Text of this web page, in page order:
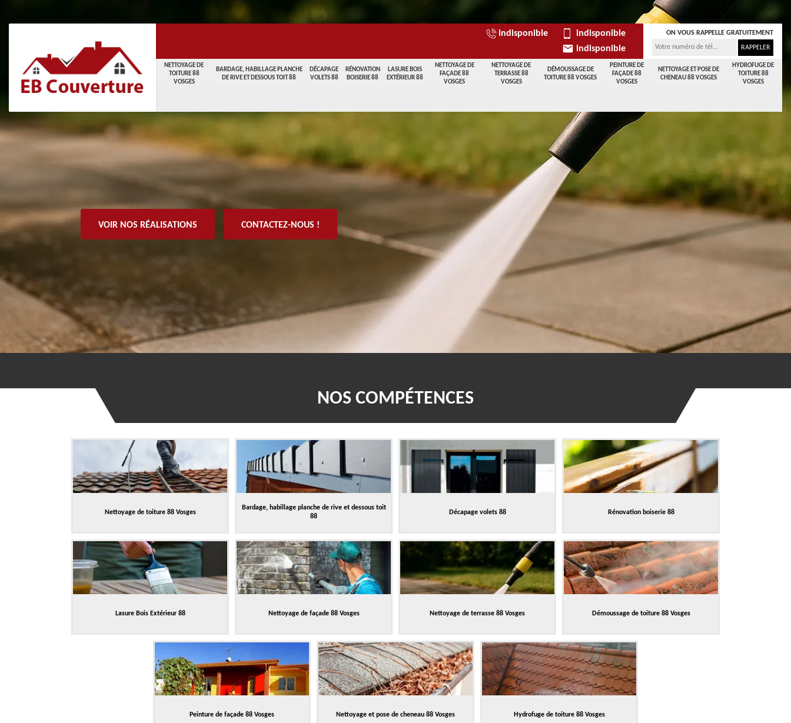
NETTOYAGE DE
TOITURE 88
VOSGES
BARDAGE, HABILLAGE PLANCHE
DE RIVE ET DESSOUS TOIT 88
DÉCAPAGE
VOLETS 88
RÉNOVATION
BOISERIE 88
LASURE BOIS
EXTÉRIEUR 88
NETTOYAGE DE
FAÇADE 88
VOSGES
NETTOYAGE DE
TERRASSE 88
VOSGES
DÉMOUSSAGE DE
TOITURE 88 VOSGES
PEINTURE DE
FAÇADE 88
VOSGES
NETTOYAGE ET POSE DE
CHENEAU 88 VOSGES
HYDROFUGE DE
TOITURE 88
VOSGES
indisponible
indisponible
indisponible
ON VOUS RAPPELLE GRATUITEMENT
VOIR NOS RÉALISATIONS CONTACTEZ-NOUS !
NOS COMPÉTENCES
Nettoyage de toiture 88 Vosges
Bardage, habillage planche de rive et dessous toit
88
Décapage volets 88 Rénovation boiserie 88
Lasure Bois Extérieur 88 Nettoyage de façade 88 Vosges Nettoyage de terrasse 88 Vosges Démoussage de toiture 88 Vosges
Peinture de façade 88 Vosges Nettoyage et pose de cheneau 88 Vosges Hydrofuge de toiture 88 Vosges